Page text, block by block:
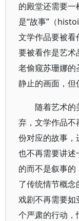
的殿堂还需要
是“故事”（
文学作品要被
要被看作是艺术
老偷窥苏珊娜的
静止的画面，但
随着艺术的
弃，文学作品不
份对应的故事，
也不再需要讲
的而不是叙事
了传统情节概
戏剧不再需要如
个严肃的行动，